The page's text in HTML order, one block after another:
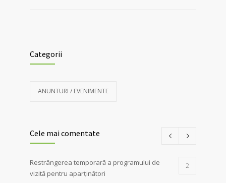
Categorii
ANUNTURI / EVENIMENTE
Cele mai comentate
Restrângerea temporară a programului de
vizită pentru aparținători
2